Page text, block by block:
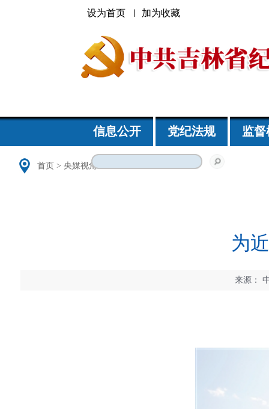
设为首页 加为收藏
信息公开 党纪法规 监
首页 > 央媒视角
为
来源：